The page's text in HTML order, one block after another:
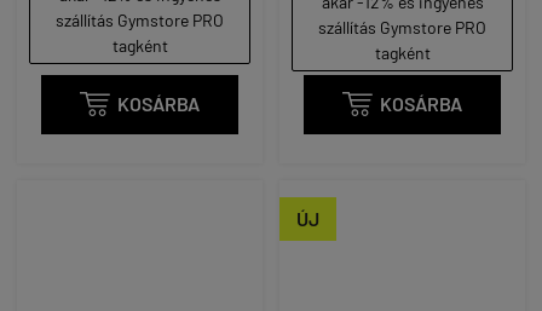
szállítás Gymstore PRO
tagként
 KOSÁRBA
szállítás Gymstore PRO
tagként
 KOSÁRBA
ÚJ